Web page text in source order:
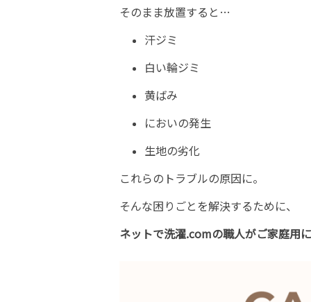
そのまま放置すると…
汗ジミ
白い輪ジミ
黄ばみ
においの発生
生地の劣化
これらのトラブルの原因に。
そんな困りごとを解決するために、
ネットで洗濯.comの職人がご家庭用